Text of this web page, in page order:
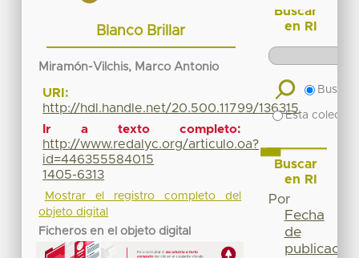
Blanco Brillar
Miramón-Vilchis, Marco Antonio
URI:
http://hdl.handle.net/20.500.11799/136315
Ir a texto completo:
http://www.redalyc.org/articulo.oa?
id=446355584015
1405-6313
Mostrar el registro completo del
objeto digital
Ficheros en el objeto digital
Buscar
en RI
Buscar
Esta
Buscar
en RI
Por
Fecha
de
publicación